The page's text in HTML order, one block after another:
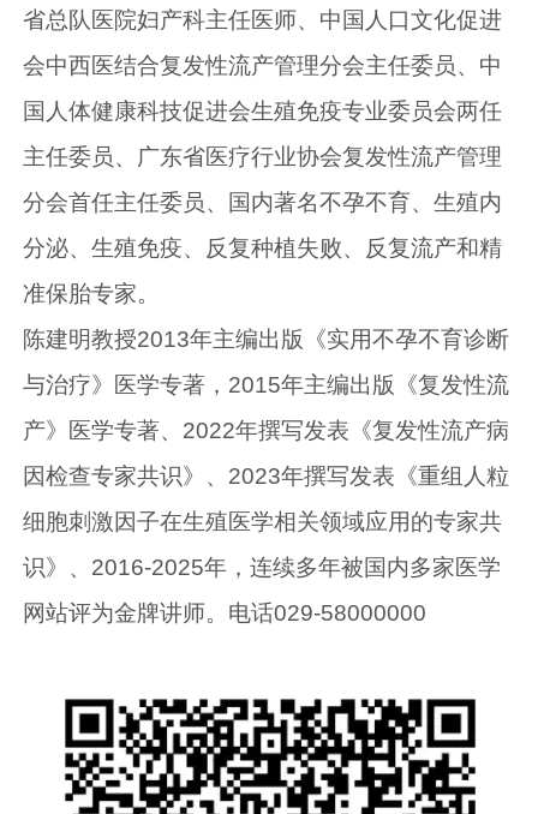
省总队医院妇产科主任医师、中国人口文化促进
会中西医结合复发性流产管理分会主任委员、中
国人体健康科技促进会生殖免疫专业委员会两任
主任委员、广东省医疗行业协会复发性流产管理
分会首任主任委员、国内著名不孕不育、生殖内
分泌、生殖免疫、反复种植失败、反复流产和精
准保胎专家。
陈建明教授2013年主编出版《实用不孕不育诊断
与治疗》医学专著，2015年主编出版《复发性流
产》医学专著、2022年撰写发表《复发性流产病
因检查专家共识》、2023年撰写发表《重组人粒
细胞刺激因子在生殖医学相关领域应用的专家共
识》、2016-2025年，连续多年被国内多家医学
网站评为金牌讲师。电话029-58000000